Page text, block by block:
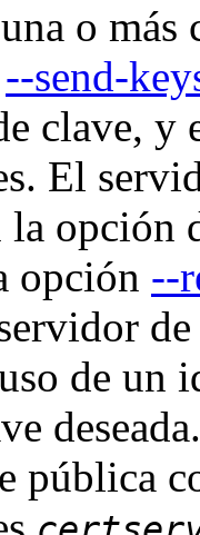
o
--send-
clave, y
El
la opción
opción --
de un
pública